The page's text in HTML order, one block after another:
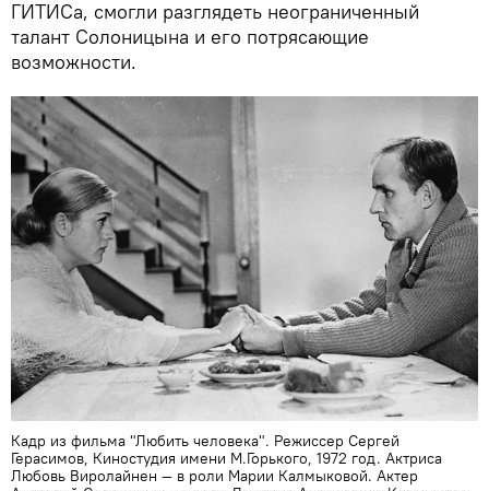
ГИТИСа, смогли разглядеть неограниченный
талант Солоницына и его потрясающие
возможности.
Кадр из фильма "Любить человека". Режиссер Сергей
Герасимов, Киностудия имени М.Горького, 1972 год. Актриса
Любовь Виролайнен — в роли Марии Калмыковой. Актер